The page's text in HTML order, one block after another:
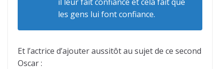
les gens lui font confiance.
Et l’actrice d’ajouter aussitôt au sujet de ce second
Oscar :